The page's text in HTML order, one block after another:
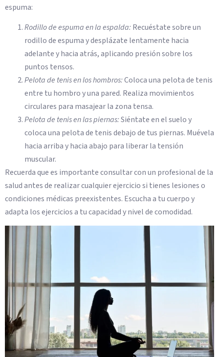
espuma:
Rodillo de espuma en la espalda:Recuéstate sobre un
rodillo de espuma y desplázate lentamente hacia
adelante y hacia atrás, aplicando presión sobre los
puntos tensos.
Pelota de tenis en los hombros:Coloca una pelota de tenis
entre tu hombro y una pared. Realiza movimientos
circulares para masajear la zona tensa.
Pelota de tenis en las piernas:Siéntate en el suelo y
coloca una pelota de tenis debajo de tus piernas. Muévela
hacia arriba y hacia abajo para liberar la tensión
muscular.
Recuerda que es importante consultar con un profesional de la
salud antes de realizar cualquier ejercicio si tienes lesiones o
condiciones médicas preexistentes. Escucha a tu cuerpo y
adapta los ejercicios a tu capacidad y nivel de comodidad.